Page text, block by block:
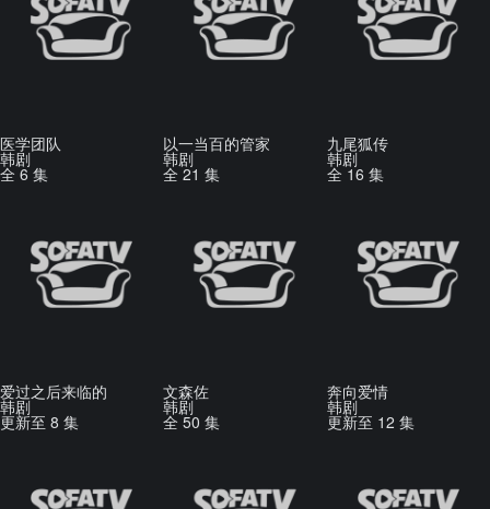
医学团队
韩剧
以一当百的管家
韩剧
九尾狐传
韩剧
全 6 集
爱过之后来临的
韩剧
全 21 集
文森佐
韩剧
全 16 集
奔向爱情
韩剧
更新至 8 集 全 50 集 更新至 12 集